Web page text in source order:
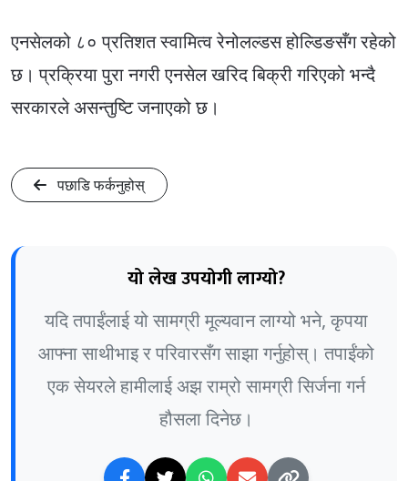
एनसेलको ८० प्रतिशत स्वामित्व रेनोलल्डस होल्डिङसँग रहेको
छ। प्रक्रिया पुरा नगरी एनसेल खरिद बिक्री गरिएको भन्दै
सरकारले असन्तुष्टि जनाएको छ।
पछाडि फर्कनुहोस्
यो लेख उपयोगी लाग्यो?
यदि तपाईंलाई यो सामग्री मूल्यवान लाग्यो भने, कृपया
आफ्ना साथीभाइ र परिवारसँग साझा गर्नुहोस्। तपाईंको
एक सेयरले हामीलाई अझ राम्रो सामग्री सिर्जना गर्न
हौसला दिनेछ।